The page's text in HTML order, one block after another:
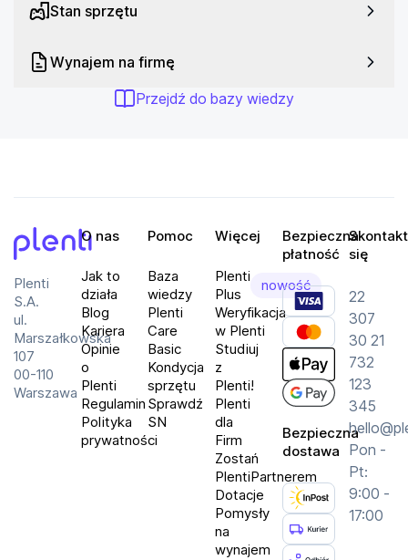
Stan sprzętu
Wynajem na firmę
Przejdź do bazy wiedzy
Plenti
S.A.
ul.
Marszałkowska
107
00-110
Warszawa
O nas
Jak to
działa
Blog
Kariera
Opinie
o
Plenti
Regulamin
Polityka
prywatności
Pomoc
Baza
wiedzy
Plenti
Care
Basic
Kondycja
sprzętu
Sprawdź
SN
Więcej
Plenti
Plus
nowość
Weryfikacja
w Plenti
Studiuj
z
Plenti!
Plenti
dla
Firm
Zostań
PlentiPartnerem
Dotacje
Pomysły
na
wynajem
Bezpieczna
płatność
Bezpieczna
dostawa
się
22
307
30 21
732
123
345
Pon -
Pt:
9:00 -
17:00